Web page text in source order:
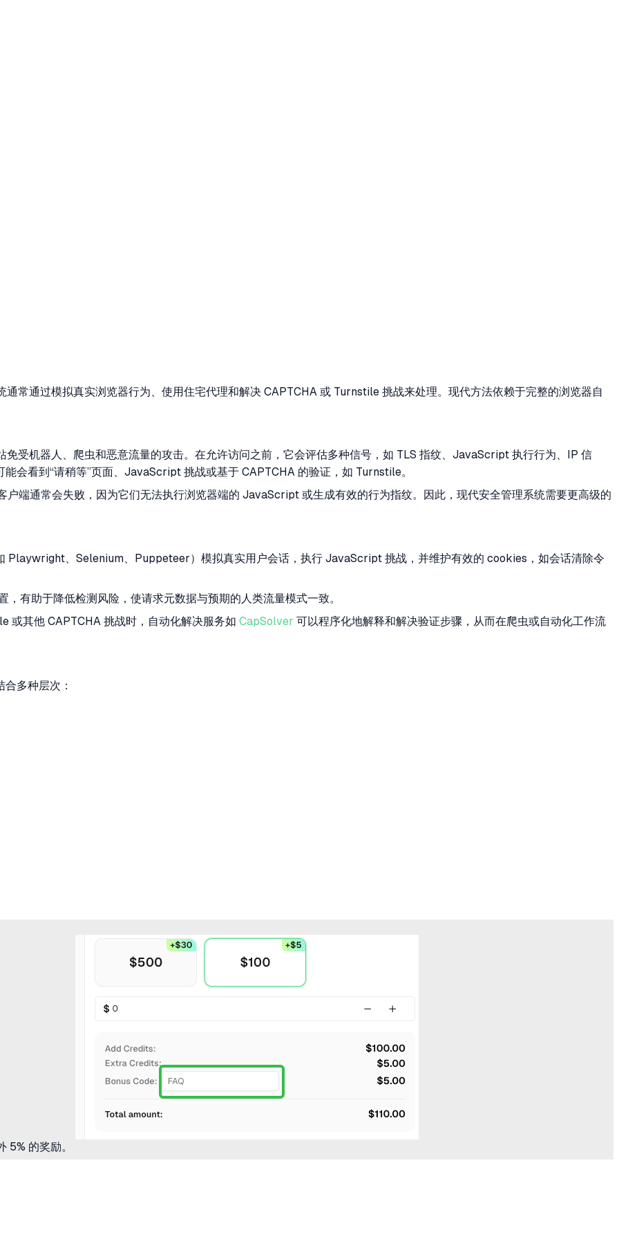
常通过模拟真实浏览器行为、使用住宅代理和解决 CAPTCHA 或 Turnstile 挑战来处理。现代方法依赖于完整的浏览器自
受机器人、爬虫和恶意流量的攻击。在允许访问之前，它会评估多种信号，如 TLS 指纹、JavaScript 执行行为、IP 信
会看到“请稍等”页面、JavaScript 挑战或基于 CAPTCHA 的验证，如 Turnstile。
端通常会失败，因为它们无法执行浏览器端的 JavaScript 或生成有效的行为指纹。因此，现代安全管理系统需要更高级的
Playwright、Selenium、Puppeteer）模拟真实用户会话，执行 JavaScript 挑战，并维护有效的 cookies，如会话清除令
有助于降低检测风险，使请求元数据与预期的人类流量模式一致。
或其他 CAPTCHA 挑战时，自动化解决服务如 CapSolver 可以程序化地解释和解决验证步骤，从而在爬虫或自动化工作流
多种层次：
5% 的奖励。